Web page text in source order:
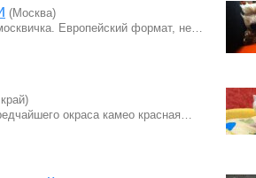
(Москва)
Европейский формат, не…
окраса камео красная…